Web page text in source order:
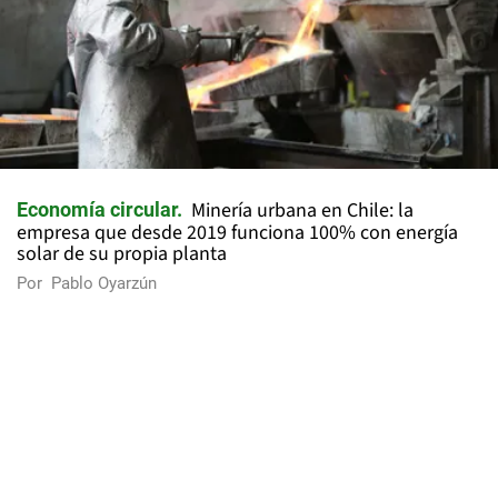
Economía circular
Minería urbana en Chile: la
empresa que desde 2019 funciona 100% con energía
solar de su propia planta
Por Pablo Oyarzún